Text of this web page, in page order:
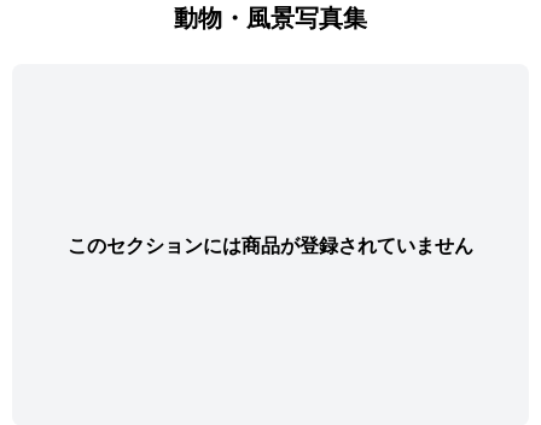
動物・風景写真集
このセクションには商品が登録されていません